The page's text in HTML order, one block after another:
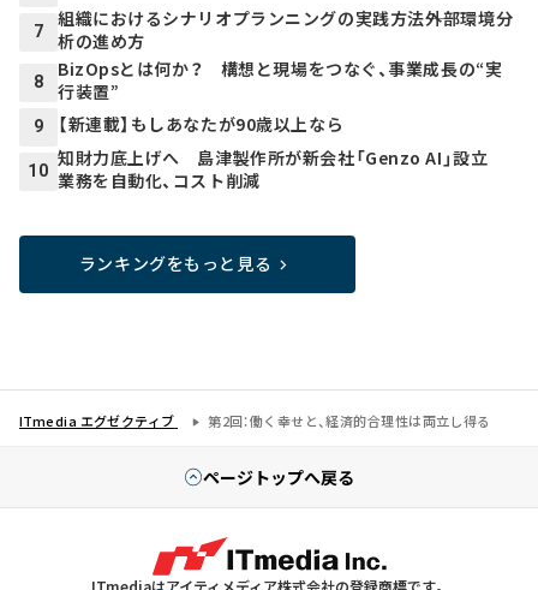
7
組織におけるシナリオプランニングの実践方法――外部環境分
析の進め方
8
BizOpsとは何か？ 構想と現場をつなぐ、事業成長の“実
行装置”
9 【新連載】もしあなたが90歳以上なら
10
知財力底上げへ 島津製作所が新会社「Genzo AI」設立
業務を自動化、コスト削減
ランキングをもっと見る
ITmedia エグゼクティブ 第2回：働く幸せと、経済的合理性は両立し得る
ページトップへ戻る
ITmediaはアイティメディア株式会社の登録商標です。